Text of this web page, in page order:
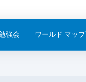
強会 ワールド マップ